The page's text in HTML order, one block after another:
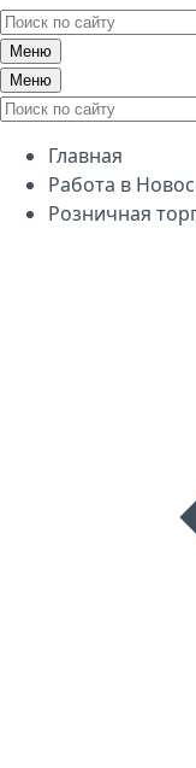
Меню
Меню
Главная
Работа в
Розничная